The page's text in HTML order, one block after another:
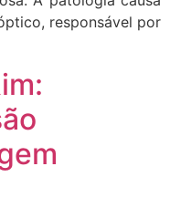
responsável por